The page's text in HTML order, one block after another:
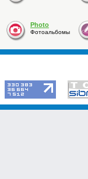
Photo
Фотоальбомы